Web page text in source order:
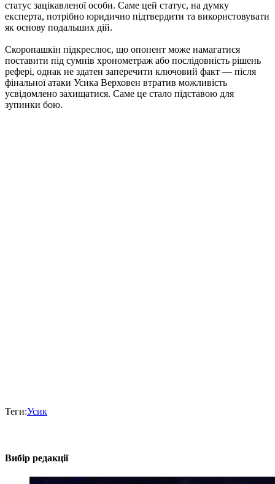
статус зацікавленої особи. Саме цей статус, на думку
експерта, потрібно юридично підтвердити та використовувати
як основу подальших дій.
Скоропашкін підкреслює, що опонент може намагатися
поставити під сумнів хронометраж або послідовність рішень
рефері, однак не здатен заперечити ключовий факт — після
фінальної атаки Усика Верховен втратив можливість
усвідомлено захищатися. Саме це стало підставою для
зупинки бою.
Теги:Усик
Вибір редакції